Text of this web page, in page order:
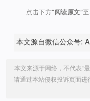
点击下方“阅读原文”
本文源自微信公众号:
本文来源于网络，不代表“
请通过本站侵权投诉页面进